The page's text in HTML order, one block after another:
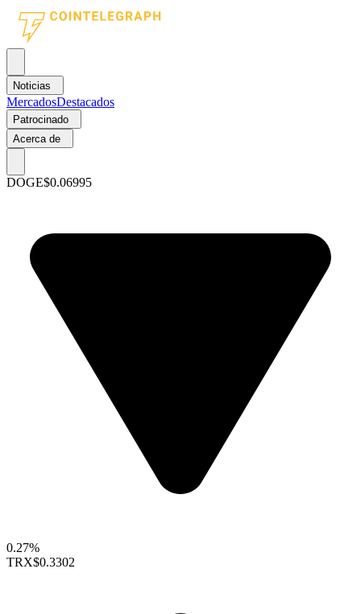
Noticias
MercadosDestacados
Patrocinado
Acerca de
DOGE$0.06995
0.27%
TRX$0.3302